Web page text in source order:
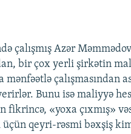
çalışmış Azər
bir çox yerli şirkətin
çalışmasından
Bunu isə maliyyə
fikrincə, «yoxa çıxmış»
qeyri-rəsmi bəxşiş